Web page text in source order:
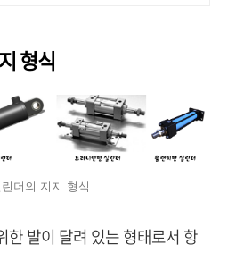
형식
더의 지지 형식
발이 달려 있는 형태로서 항